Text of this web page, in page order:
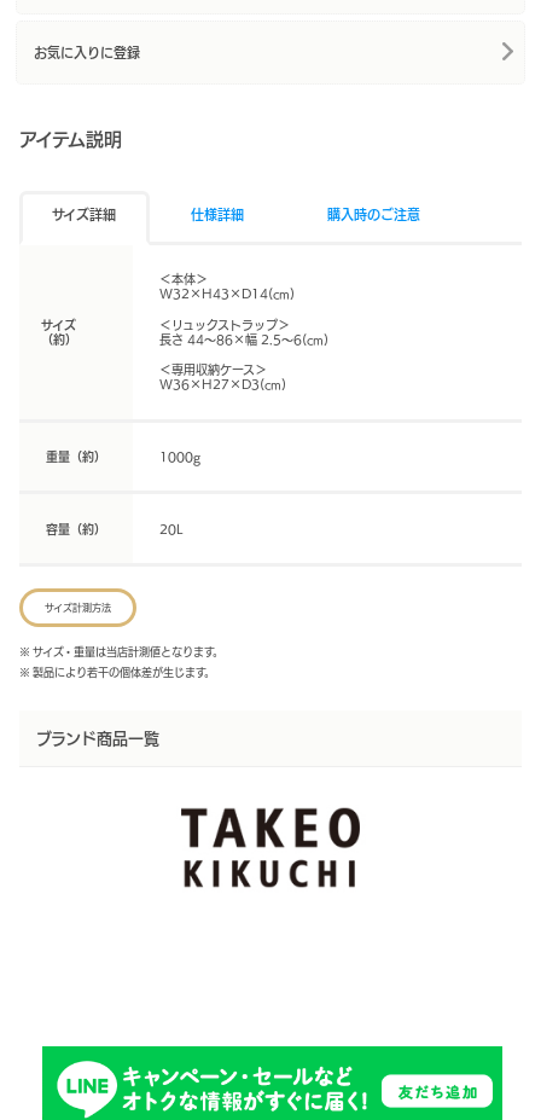
お気に入りに登録
アイテム説明
サイズ詳細 仕様詳細 購入時のご注意
サイズ
（約）
＜本体＞
W32×H43×D14(cm)
＜リュックストラップ＞
長さ 44～86×幅 2.5～6(cm)
＜専用収納ケース＞
W36×H27×D3(cm)
重量（約） 1000g
容量（約） 20L
サイズ計測方法
※ サイズ・重量は当店計測値となります。
※ 製品により若干の個体差が生じます。
ブランド商品一覧